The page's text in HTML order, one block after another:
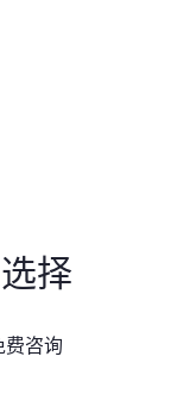
择
费咨询